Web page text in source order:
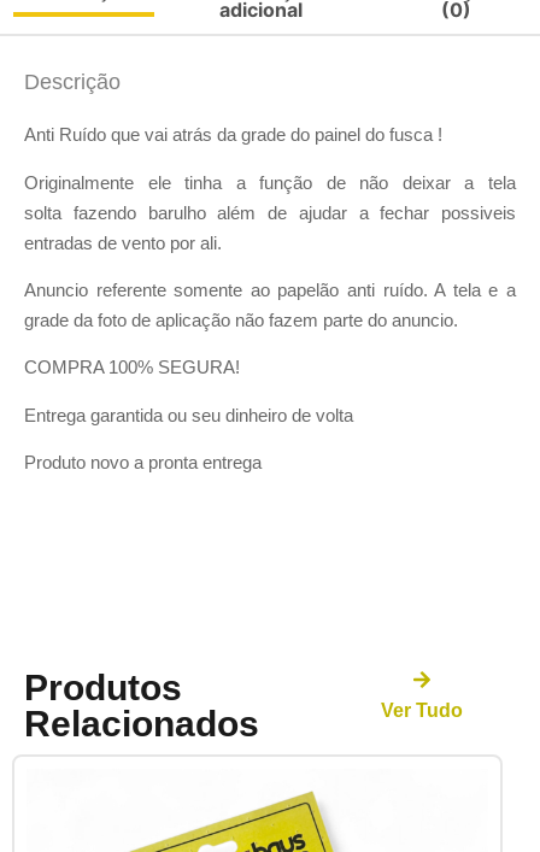
adicional
(0)
Descrição
Anti Ruído que vai atrás da grade do painel do fusca !
Originalmente ele tinha a função de não deixar a tela
solta fazendo barulho além de ajudar a fechar possiveis
entradas de vento por ali.
Anuncio referente somente ao papelão anti ruído. A tela e a
grade da foto de aplicação não fazem parte do anuncio.
COMPRA 100% SEGURA!
Entrega garantida ou seu dinheiro de volta
Produto novo a pronta entrega
Produtos
Relacionados
Ver Tudo